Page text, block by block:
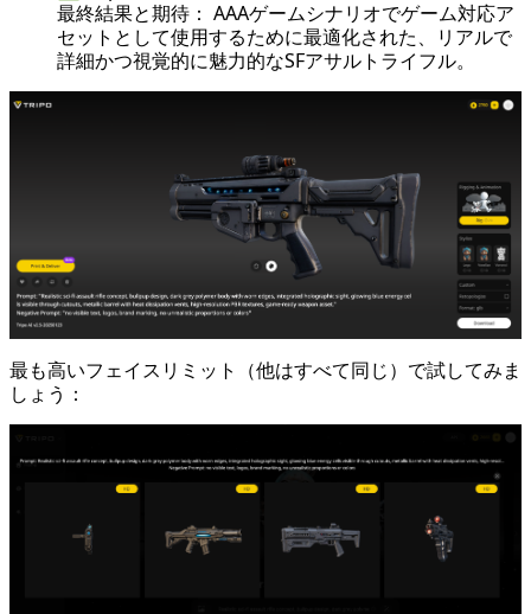
最終結果と期待： AAAゲームシナリオでゲーム対応ア
セットとして使用するために最適化された、リアルで
詳細かつ視覚的に魅力的なSFアサルトライフル。
最も高いフェイスリミット（他はすべて同じ）で試してみま
しょう：